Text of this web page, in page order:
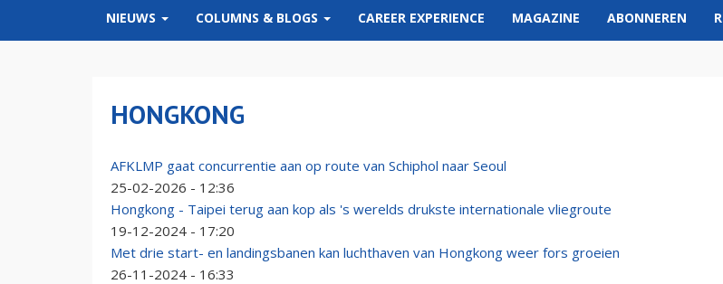
NIEUWS COLUMNS & BLOGS CAREER EXPERIENCE MAGAZINE ABONNEREN
HONGKONG
AFKLMP gaat concurrentie aan op route van Schiphol naar Seoul
25-02-2026 - 12:36
Hongkong - Taipei terug aan kop als 's werelds drukste internationale vliegroute
19-12-2024 - 17:20
Met drie start- en landingsbanen kan luchthaven van Hongkong weer fors groeien
26-11-2024 - 16:33